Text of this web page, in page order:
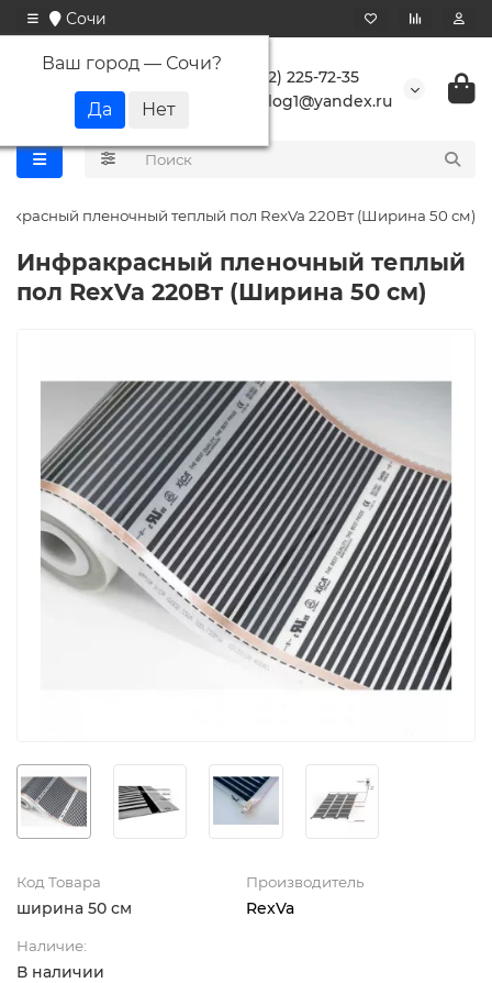
Сочи
Ваш город — Сочи?
+7 (862) 225-72-35
buranlog1@yandex.ru
пленочный теплый пол RexVa 220Вт (Ширина 50 см)
Инфракрасный пленочный теплый
пол RexVa 220Вт (Ширина 50 см)
Код Товара
ширина 50 см
Производитель
RexVa
Наличие:
В наличии